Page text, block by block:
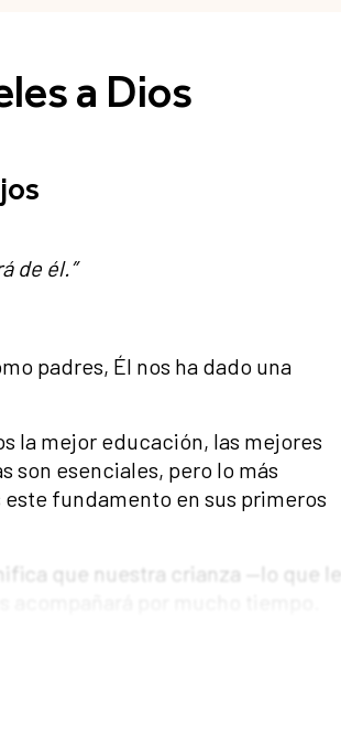
a Dios
de él.”
padres, Él nos ha dado una
la mejor educación, las mejores
son esenciales, pero lo más
fundamento en sus primeros
que nuestra crianza —lo que les
una intención decidida, oración